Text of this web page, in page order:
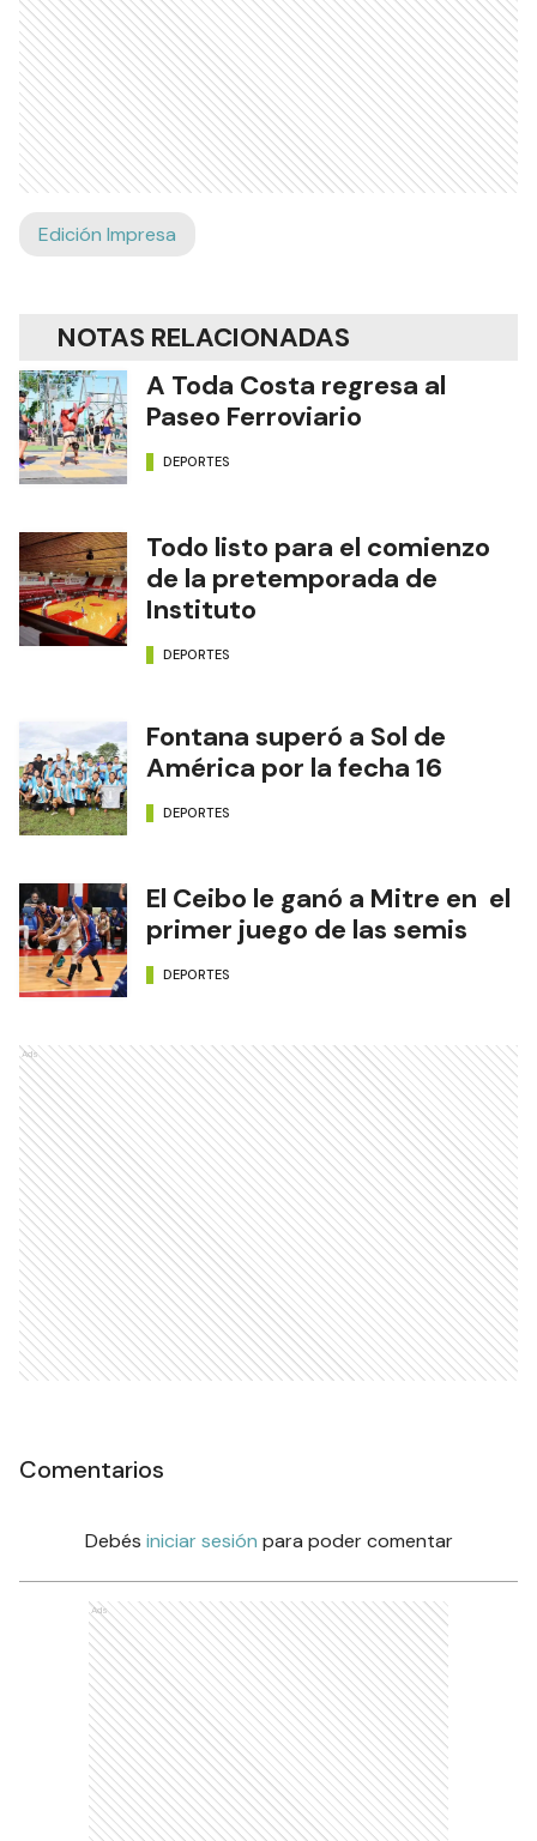
Edición Impresa
NOTAS RELACIONADAS
A Toda Costa regresa al
Paseo Ferroviario
DEPORTES
Todo listo para el comienzo
de la pretemporada de
Instituto
DEPORTES
Fontana superó a Sol de
América por la fecha 16
DEPORTES
El Ceibo le ganó a Mitre en el
primer juego de las semis
DEPORTES
Ads
Comentarios
Debés iniciar sesión para poder comentar
Ads